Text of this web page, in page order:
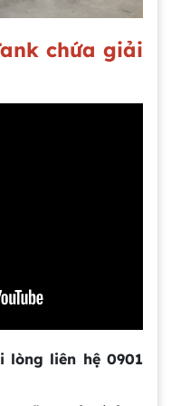
chứa giải
lòng liên hệ 0901